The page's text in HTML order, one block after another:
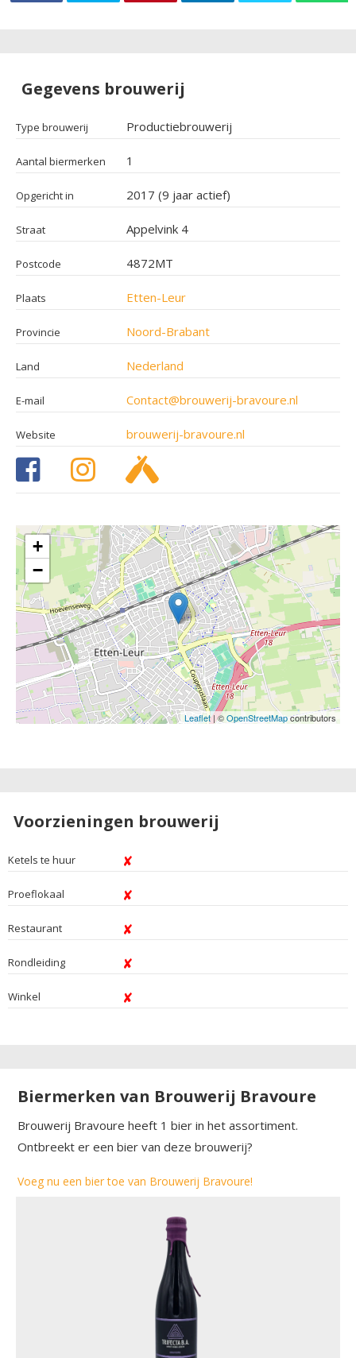
Gegevens brouwerij
Type brouwerij Productiebrouwerij
Aantal biermerken 1
Opgericht in 2017 (9 jaar actief)
Straat Appelvink 4
Postcode 4872MT
Plaats Etten-Leur
Provincie Noord-Brabant
Land Nederland
E-mail Contact@brouwerij-bravoure.nl
Website brouwerij-bravoure.nl
+
−
Leaflet| ©OpenStreetMapcontributors
Voorzieningen brouwerij
Ketels te huur
Proeflokaal
Restaurant
Rondleiding
Winkel
Biermerken van Brouwerij Bravoure
Brouwerij Bravoure heeft 1 bier in het assortiment.
Ontbreekt er een bier van deze brouwerij?
Voeg nu een bier toe van Brouwerij Bravoure!